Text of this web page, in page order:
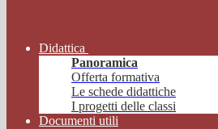
Didattica
Panoramica
Offerta formativa
Le schede didattiche
I progetti delle classi
Documenti utili